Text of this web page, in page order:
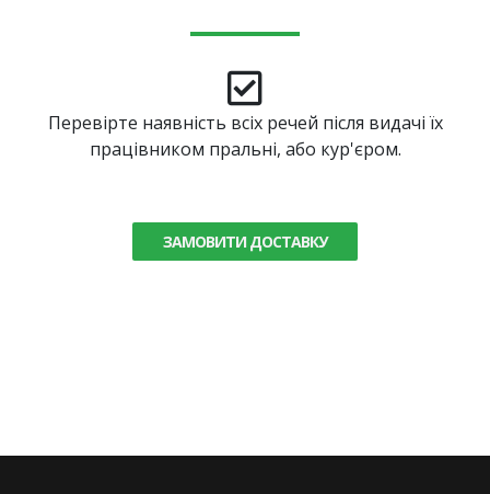
Перевірте наявність всіх речей після видачі їх
працівником пральні, або кур'єром.
ЗАМОВИТИ ДОСТАВКУ